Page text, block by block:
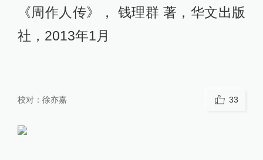
《周作人传》， 钱理群 著，华文出版
社，2013年1月
校对： 徐亦嘉 33